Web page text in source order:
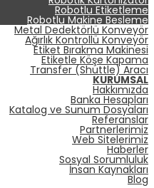
Robotlu Etiketleme
Robotlu Makine Besleme
Metal Dedektörlü Konveyör
Ağırlık Kontrollü Konveyör
Etiket Bırakma Makinesi
Etiketle Köşe Kapama
Transfer (Shuttle) Aracı
KURUMSAL
Hakkımızda
Banka Hesapları
Katalog ve Sunum Dosyaları
Referanslar
Partnerlerimiz
Web Sitelerimiz
Haberler
Sosyal Sorumluluk
İnsan Kaynakları
Blog